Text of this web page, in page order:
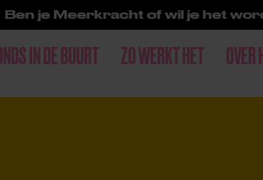
Ben je Meerkracht of wil je het
IN DE BUURT ZO WERKT HET OVER